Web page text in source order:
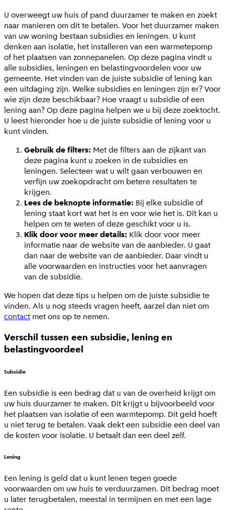
U overweegt uw huis of pand duurzamer te maken en zoekt
naar manieren om dit te betalen. Voor het duurzamer maken
van uw woning bestaan subsidies en leningen. U kunt
denken aan isolatie, het installeren van een warmetepomp
of het plaatsen van zonnepanelen. Op deze pagina vindt u
alle subsidies, leningen en belastingvoordelen voor uw
gemeente. Het vinden van de juiste subsidie of lening kan
een uitdaging zijn. Welke subsidies en leningen zijn er? Voor
wie zijn deze beschikbaar? Hoe vraagt u subsidie of een
lening aan? Op deze pagina helpen we u bij deze zoektocht.
U leest hieronder hoe u de juiste subsidie of lening voor u
kunt vinden.
Gebruik de filters: Met de filters aan de zijkant van
deze pagina kunt u zoeken in de subsidies en
leningen. Selecteer wat u wilt gaan verbouwen en
verfijn uw zoekopdracht om betere resultaten te
krijgen.
Lees de beknopte informatie: Bij elke subsidie of
lening staat kort wat het is en voor wie het is. Dit kan u
helpen om te weten of deze geschikt voor u is.
Klik door voor meer details: Klik door voor meer
informatie naar de website van de aanbieder. U gaat
dan naar de website van de aanbieder. Daar vindt u
alle voorwaarden en instructies voor het aanvragen
van de subsidie.
We hopen dat deze tips u helpen om de juiste subsidie te
vinden. Als u nog steeds vragen heeft, aarzel dan niet om
contact met ons op te nemen.
Verschil tussen een subsidie, lening en
belastingvoordeel
Subsidie
Een subsidie is een bedrag dat u van de overheid krijgt om
uw huis duurzamer te maken. Dit krijgt u bijvoorbeeld voor
het plaatsen van isolatie of een warmtepomp. Dit geld hoeft
u niet terug te betalen. Vaak dekt een subsidie een deel van
de kosten voor isolatie. U betaalt dan een deel zelf.
Lening
Een lening is geld dat u kunt lenen tegen goede
voorwaarden om uw huis te verduurzamen. Dit bedrag moet
u later terugbetalen, meestal in termijnen en met een lage